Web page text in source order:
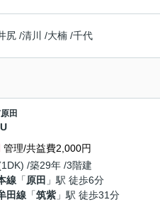
尻 /清川 /大楠 /千代
原田
管理/共益費2,000円
/築29年 /3階建
線 「原田 」駅 徒歩6分
田線 「筑紫」駅 徒歩31分